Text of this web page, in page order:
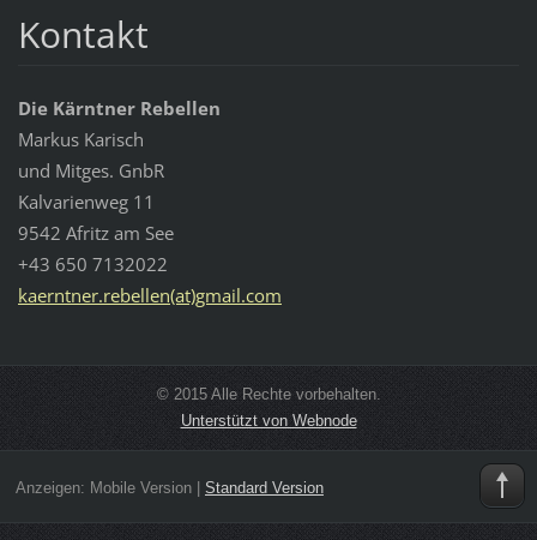
Kontakt
Die Kärntner Rebellen
Markus Karisch
und Mitges. GnbR
Kalvarienweg 11
9542 Afritz am See
+43 650 7132022
kaerntner.rebellen(at)gmail.com
© 2015 Alle Rechte vorbehalten.
Unterstützt von Webnode
Anzeigen: Mobile Version| Standard Version